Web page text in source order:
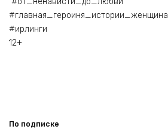
#главная_героиня_истории_женщина
#ирлинги
12+
По подписке